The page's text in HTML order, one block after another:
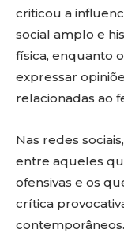
criticou a
social amplo e
física, enquanto
expressar
relacionadas ao
Nas redes
entre aqueles
ofensivas e os
crítica
contemporâneos.